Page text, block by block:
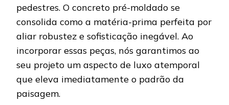
pedestres. O concreto pré-moldado se
consolida como a matéria-prima perfeita por
aliar robustez e sofisticação inegável. Ao
incorporar essas peças, nós garantimos ao
seu projeto um aspecto de luxo atemporal
que eleva imediatamente o padrão da
paisagem.